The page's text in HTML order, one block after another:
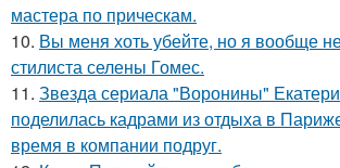
мастера по прическам.
10. Вы меня хоть убейте, но я вообще
стилиста селены Гомес.
11. Звезда сериала "Воронины"
поделилась кадрами из отдыха в
время в компании подруг.